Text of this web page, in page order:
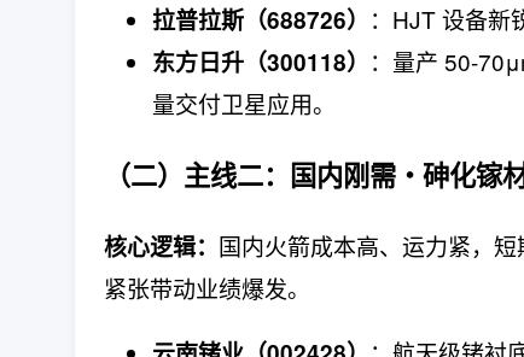
拉普拉斯（688726） ：HJT 设备新
东方日升（300118） ：量产 50-
量交付卫星应用。
（二）主线二： 国内刚需・砷化镓
核心逻辑： 国内火箭成本高、运力紧，
紧张带动业绩爆发。